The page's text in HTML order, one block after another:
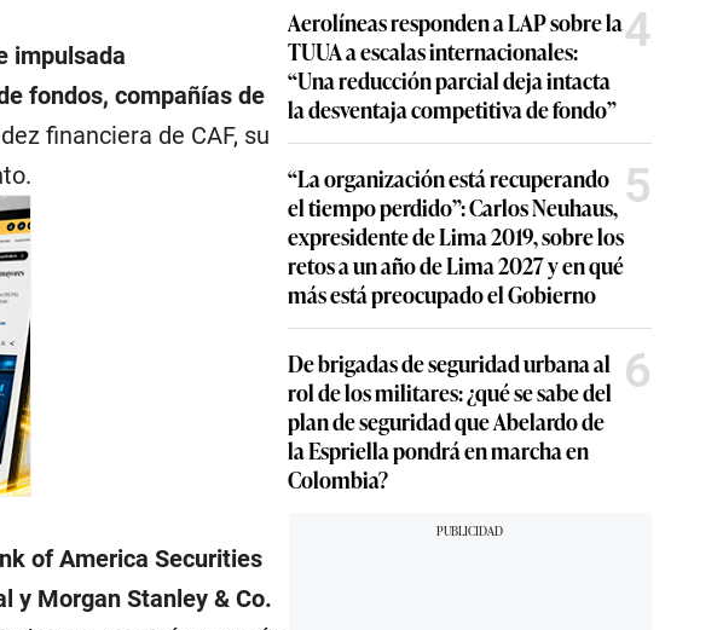
impulsada
fondos, compañías de
financiera de CAF, su
of America Securities
y Morgan Stanley & Co.
Aerolíneas responden a LAP sobre la
TUUA a escalas internacionales:
“Una reducción parcial deja intacta
la desventaja competitiva de fondo”
4
“La organización está recuperando
el tiempo perdido”: Carlos Neuhaus,
expresidente de Lima 2019, sobre los
retos a un año de Lima 2027 y en qué
más está preocupado el Gobierno
5
De brigadas de seguridad urbana al
rol de los militares: ¿qué se sabe del
plan de seguridad que Abelardo de
la Espriella pondrá en marcha en
Colombia?
6